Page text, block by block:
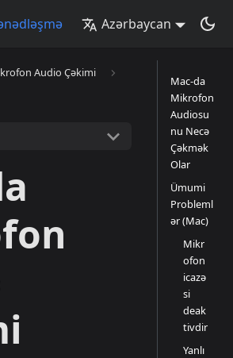
Azərbaycan
Audio Çəkimi
Mac-da
Mikrofon
Audiosu
nu Necə
Çəkmək
Olar
Ümumi
Probleml
ər (Mac)
Mikr
ofon
icazə
si
deak
tivdir
Yanlı